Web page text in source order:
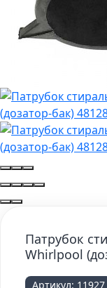
Патрубок
Whirlpool
Артикул: 11927